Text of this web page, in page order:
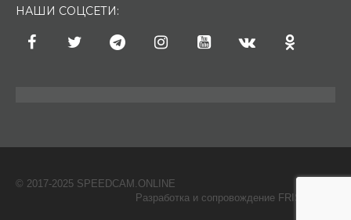
НАШИ СОЦСЕТИ:
© 2017-2025 SPEEDCAM.ONLINE
Разработка и сопровождение FRISH & С